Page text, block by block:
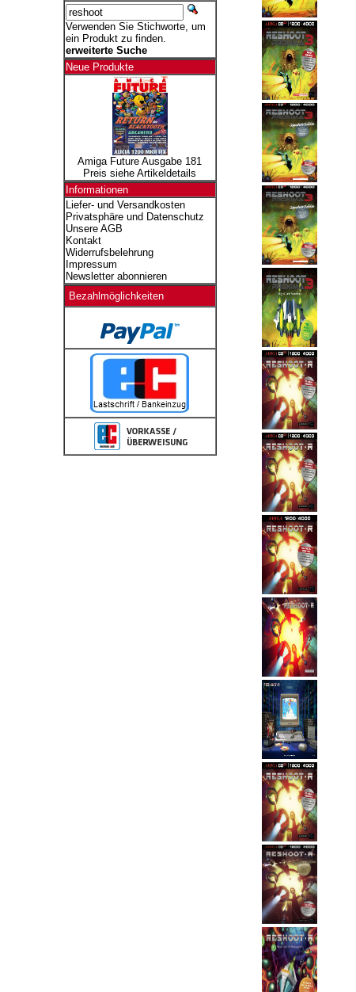
Verwenden Sie Stichworte, um
ein Produkt zu finden.
erweiterte Suche
Neue Produkte
Amiga Future Ausgabe 181
Preis siehe Artikeldetails
Informationen
Liefer- und Versandkosten
Privatsphäre und Datenschutz
Unsere AGB
Kontakt
Widerrufsbelehrung
Impressum
Newsletter abonnieren
Bezahlmöglichkeiten